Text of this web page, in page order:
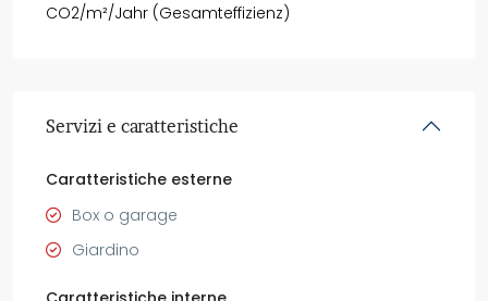
CO2/m²/Jahr (Gesamteffizienz)
Servizi e caratteristiche
Caratteristiche esterne
Box o garage
Giardino